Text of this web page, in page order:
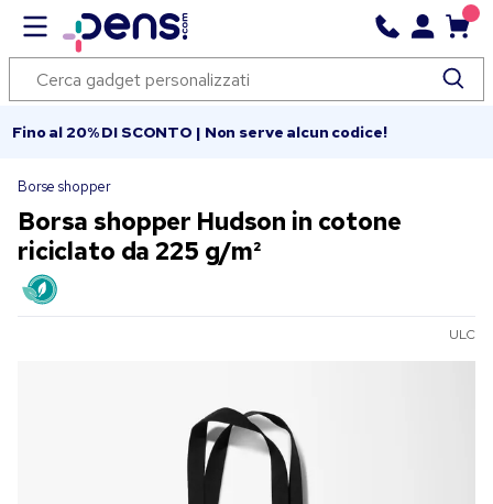
Fino al 20% DI SCONTO | Non serve alcun codice!
Borse shopper
Borsa shopper Hudson in cotone
riciclato da 225 g/m²
ULC